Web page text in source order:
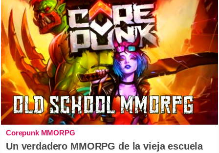
Corepunk MMORPG
Un verdadero MMORPG de la vieja escuela